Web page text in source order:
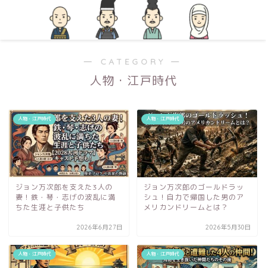
― CATEGORY ―
人物・江戸時代
人物・江戸時代
ジョン万次郎を支えた3人の
妻！鉄・琴・志げの波乱に満
ちた生涯と子供たち
2026年6月27日
人物・江戸時代
ジョン万次郎のゴールドラッ
シュ！自力で帰国した男のア
メリカンドリームとは？
2026年5月30日
人物・江戸時代 人物・江戸時代